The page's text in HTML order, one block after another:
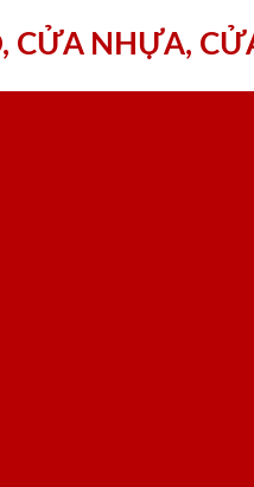
CỬA NHỰA,